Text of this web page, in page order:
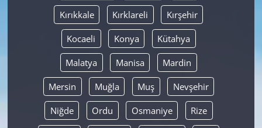
Kırıkkale Kırklareli Kırşehir
Kocaeli Konya Kütahya
Malatya Manisa Mardin
Mersin Muğla Muş Nevşehir
Niğde Ordu Osmaniye Rize